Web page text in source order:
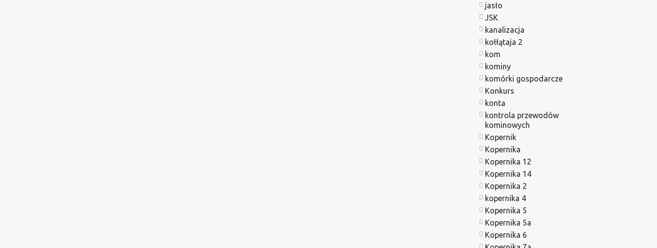
jasło
JSK
kanalizacja
kołłątaja 2
kom
kominy
komórki gospodarcze
Konkurs
konta
kontrola przewodów
kominowych
Kopernik
Kopernika
Kopernika 12
Kopernika 14
Kopernika 2
kopernika 4
Kopernika 5
Kopernika 5a
Kopernika 6